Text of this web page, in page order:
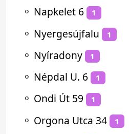
⚬ Napkelet 6 1
⚬ Nyergesújfalu 1
⚬ Nyíradony 1
⚬ Népdal U. 6 1
⚬ Ondi Út 59 1
⚬ Orgona Utca 34 1